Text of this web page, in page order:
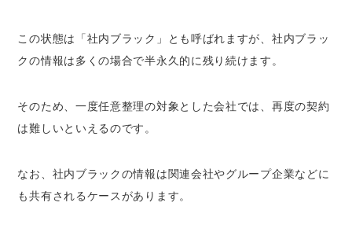
この状態は「社内ブラック」とも呼ばれますが、 社内ブラッ
クの情報は多くの場合で半永久的に残り続けます 。
そのため、一度任意整理の対象とした会社では、再度の契約
は難しいといえるのです。
なお、社内ブラックの情報は関連会社やグループ企業などに
も共有されるケースがあります。